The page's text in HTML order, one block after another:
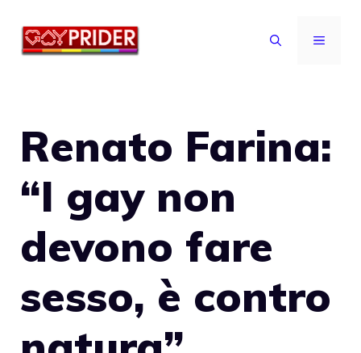
MENU
Renato Farina:
“I gay non
devono fare
sesso, è contro